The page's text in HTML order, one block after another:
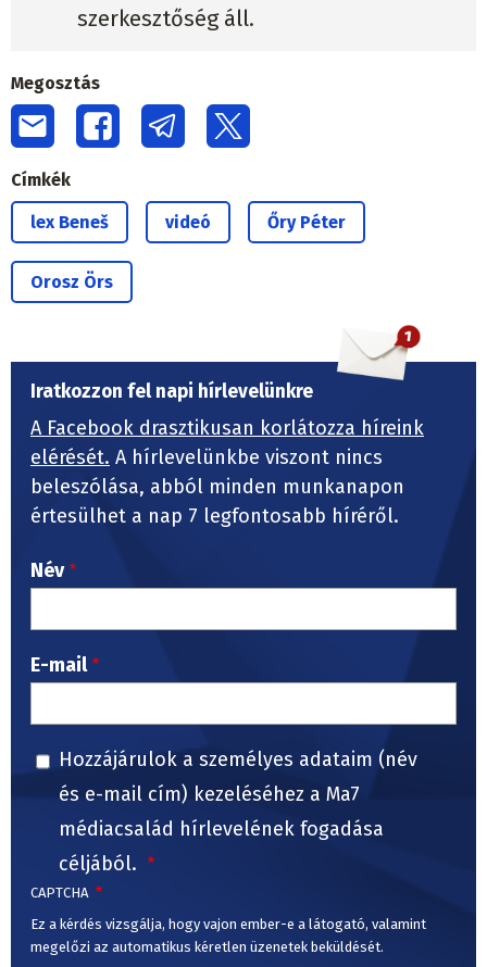
szerkesztőség áll.
Megosztás
Címkék
lex Beneš videó Őry Péter
Orosz Örs
Iratkozzon fel napi hírlevelünkre
A Facebook drasztikusan korlátozza híreink
elérését. A hírlevelünkbe viszont nincs
beleszólása, abból minden munkanapon
értesülhet a nap 7 legfontosabb híréről.
Név
E-mail
Hozzájárulok a személyes adataim (név
és e-mail cím) kezeléséhez a Ma7
médiacsalád hírlevelének fogadása
céljából.
CAPTCHA
Ez a kérdés vizsgálja, hogy vajon ember-e a látogató, valamint
megelőzi az automatikus kéretlen üzenetek beküldését.